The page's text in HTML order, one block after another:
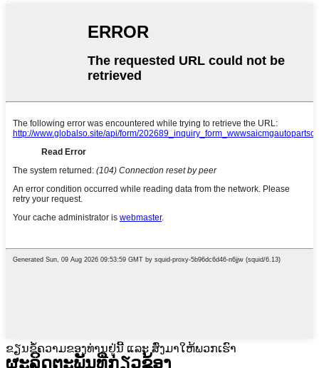
ຂຽນຂໍ້ຄວາມຂອງທ່ານຢູ່ນີ້ ແລະ ສົ່ງມາໃຫ້ພວກເຮົາ
ຜະລິດຕະພັນທີ່ກ່ຽວຂ້ອງ